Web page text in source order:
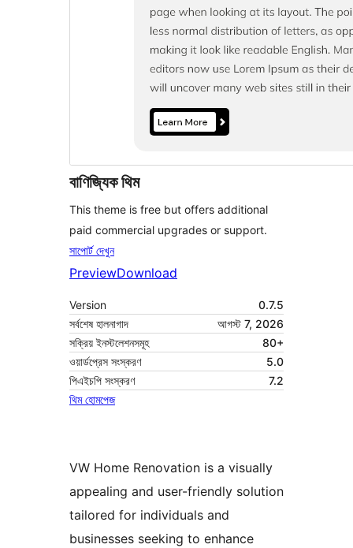
বাণিজ্যিক থিম
This theme is free but offers additional
paid commercial upgrades or support.
সাপোর্ট দেখুন
PreviewDownload
Version
0.7.5
সর্বশেষ হালনাগাদ
আগস্ট 7, 2026
সক্রিয় ইনস্টলেশনসমূহ
80+
ওয়ার্ডপ্রেস সংস্করণ
5.0
পিএইচপি সংস্করণ
7.2
থিম হোমপেজ
VW Home Renovation is a visually
appealing and user-friendly solution
tailored for individuals and
businesses seeking to enhance